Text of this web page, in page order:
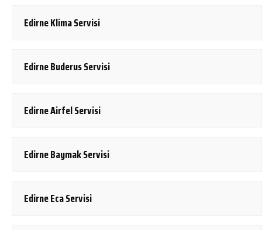
Edirne Klima Servisi
Edirne Buderus Servisi
Edirne Airfel Servisi
Edirne Baymak Servisi
Edirne Eca Servisi